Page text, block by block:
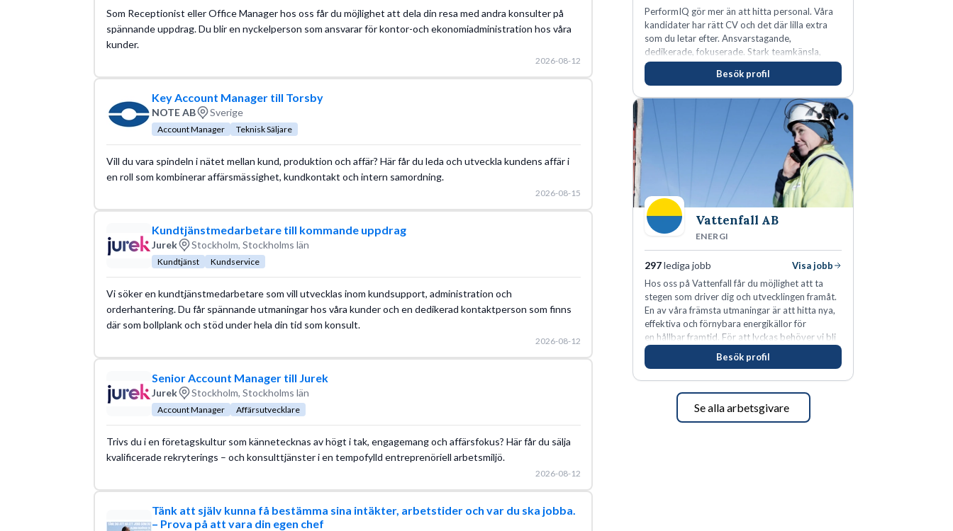
Som Receptionist eller Office Manager hos oss får du möjlighet att dela din resa med andra konsulter på
spännande uppdrag. Du blir en nyckelperson som ansvarar för kontor-och ekonomiadministration hos våra
kunder.
2026-08-12
Key Account Manager till Torsby
NOTE AB Sverige
Account Manager Teknisk Säljare
Vill du vara spindeln i nätet mellan kund, produktion och affär? Här får du leda och utveckla kundens affär i
en roll som kombinerar affärsmässighet, kundkontakt och intern samordning.
2026-08-15
Kundtjänstmedarbetare till kommande uppdrag
Jurek Stockholm, Stockholms län
Kundtjänst Kundservice
Vi söker en kundtjänstmedarbetare som vill utvecklas inom kundsupport, administration och
orderhantering. Du får spännande utmaningar hos våra kunder och en dedikerad kontaktperson som finns
där som bollplank och stöd under hela din tid som konsult.
2026-08-12
Senior Account Manager till Jurek
Jurek Stockholm, Stockholms län
Account Manager Affärsutvecklare
Trivs du i en företagskultur som kännetecknas av högt i tak, engagemang och affärsfokus? Här får du sälja
kvalificerade rekryterings – och konsulttjänster i en tempofylld entreprenöriell arbetsmiljö.
2026-08-12
Tänk att själv kunna få bestämma sina intäkter, arbetstider och var du ska jobba.
– Prova på att vara din egen chef
PerformIQ gör mer än att hitta personal. Våra
kandidater har rätt CV och det där lilla extra
som du letar efter. Ansvarstagande,
dedikerade, fokuserade. Stark teamkänsla,
vinnarinstinkt och hälsomedvetna. Vi kallar det
för idrottens egenskaper.
Besök profil
Vattenfall AB
ENERGI
297lediga jobb
Visa jobb
Hos oss på Vattenfall får du möjlighet att ta
stegen som driver dig och utvecklingen framåt.
En av våra främsta utmaningar är att hitta nya,
effektiva och förnybara energikällor för
en hållbar framtid. För att lyckas behöver vi bli
fler medarbetare som vill göra skillnad.
Besök profil
Se alla arbetsgivare